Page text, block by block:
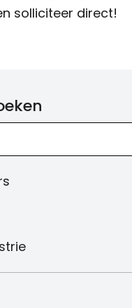
solliciteer direct!